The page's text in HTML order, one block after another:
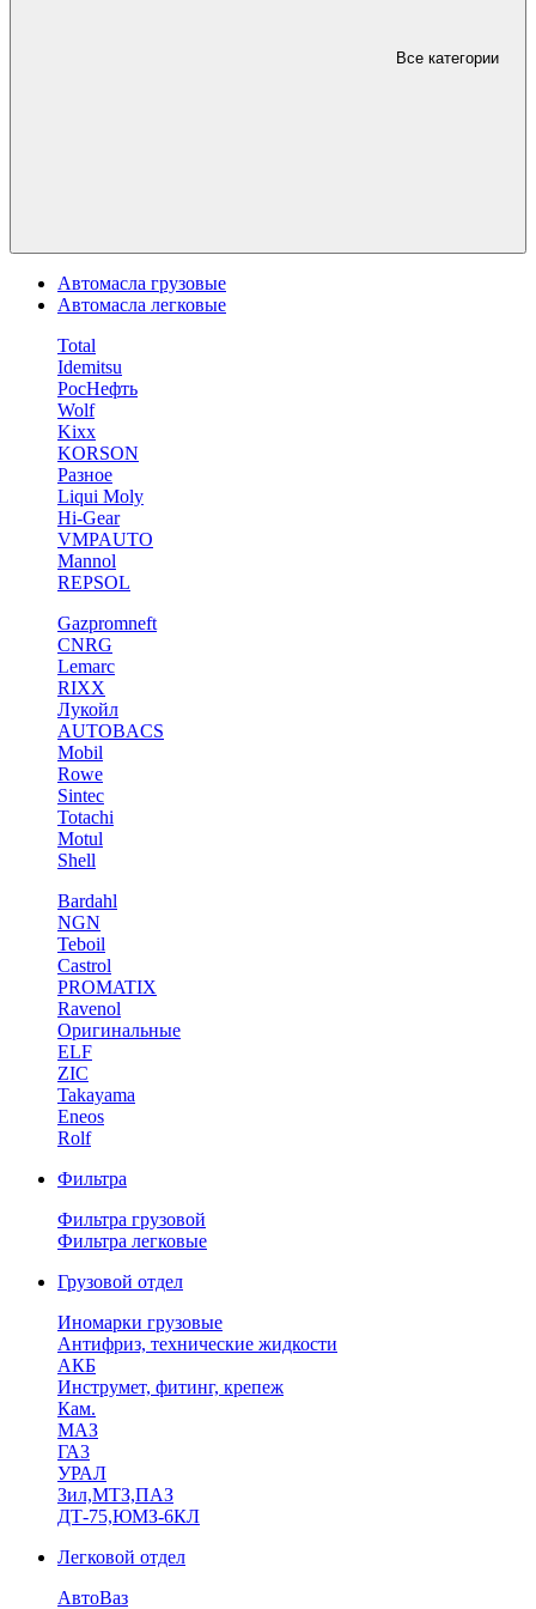
Все категории
Автомасла грузовые
Автомасла легковые
Total
Idemitsu
РосНефть
Wolf
Kixx
KORSON
Разное
Liqui Moly
Hi-Gear
VMPAUTO
Mannol
REPSOL
Gazpromneft
CNRG
Lemarc
RIXX
Лукойл
AUTOBACS
Mobil
Rowe
Sintec
Totachi
Motul
Shell
Bardahl
NGN
Teboil
Castrol
PROMATIX
Ravenol
Оригинальные
ELF
ZIC
Takayama
Eneos
Rolf
Фильтра
Фильтра грузовой
Фильтра легковые
Грузовой отдел
Иномарки грузовые
Антифриз, технические жидкости
АКБ
Инструмет, фитинг, крепеж
Кам.
МАЗ
ГА3
УРАЛ
Зил,МТЗ,ПАЗ
ДТ-75,ЮМЗ-6КЛ
Легковой отдел
АвтоВаз